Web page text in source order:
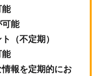
能
可能
（不定期）
能
報を定期的にお